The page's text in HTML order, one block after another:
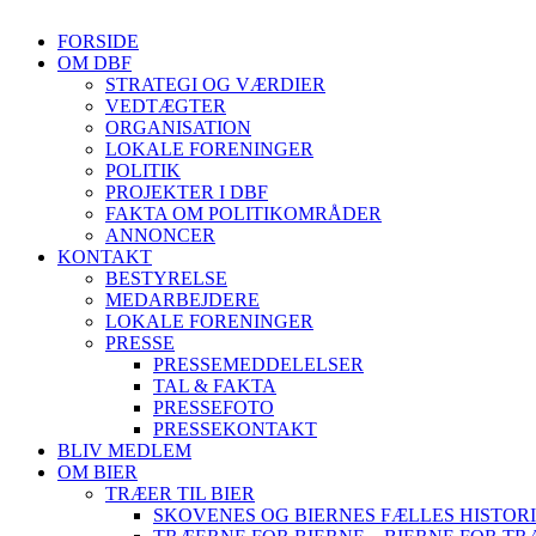
FORSIDE
OM DBF
STRATEGI OG VÆRDIER
VEDTÆGTER
ORGANISATION
LOKALE FORENINGER
POLITIK
PROJEKTER I DBF
FAKTA OM POLITIKOMRÅDER
ANNONCER
KONTAKT
BESTYRELSE
MEDARBEJDERE
LOKALE FORENINGER
PRESSE
PRESSEMEDDELELSER
TAL & FAKTA
PRESSEFOTO
PRESSEKONTAKT
BLIV MEDLEM
OM BIER
TRÆER TIL BIER
SKOVENES OG BIERNES FÆLLES